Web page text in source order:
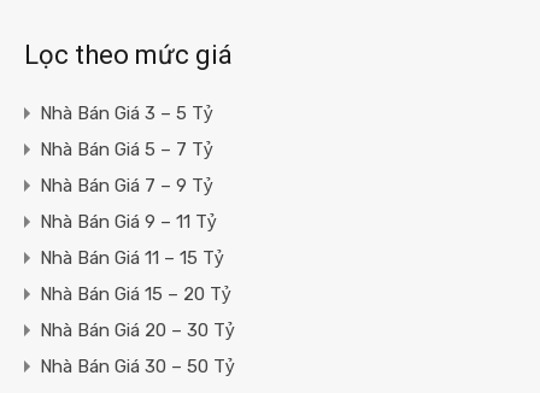
Lọc theo mức giá
Nhà Bán Giá 3 – 5 Tỷ
Nhà Bán Giá 5 – 7 Tỷ
Nhà Bán Giá 7 – 9 Tỷ
Nhà Bán Giá 9 – 11 Tỷ
Nhà Bán Giá 11 – 15 Tỷ
Nhà Bán Giá 15 – 20 Tỷ
Nhà Bán Giá 20 – 30 Tỷ
Nhà Bán Giá 30 – 50 Tỷ